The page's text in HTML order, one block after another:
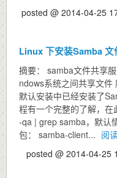
posted @ 2014-04-25
Linux 下安装Samba 文
摘要： samba文件共享
ndows系统之间共享文
默认安装中已经安装了
程有一个完整的了解，
-qa | grep samba，默认
包： samba-client... 阅
posted @ 2014-04-25